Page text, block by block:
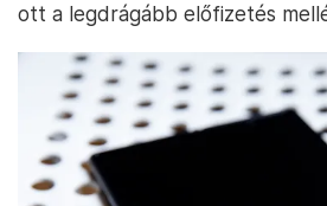
ott a legdrágább előfizetés